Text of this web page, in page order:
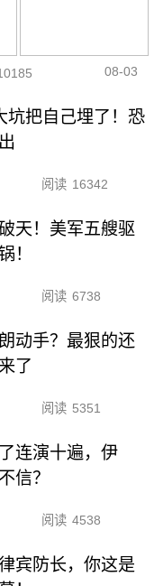
08-03
坑把自己埋了！恐
阅读 16342
天！美军五艘驱
！
阅读 6738
动手？最狠的还
了
阅读 5351
连演十遍，伊
信？
阅读 4538
宾防长，你这是